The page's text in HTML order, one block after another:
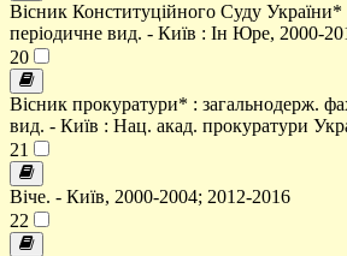
Вісник Конституційного Суду України*
періодичне вид. - Київ : Ін Юре, 2000-
20
Вісник прокуратури* : загальнодерж.
вид. - Київ : Нац. акад. прокуратури
21
Віче. - Київ, 2000-2004; 2012-2016
22